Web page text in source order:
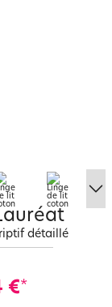
détaillé
€*